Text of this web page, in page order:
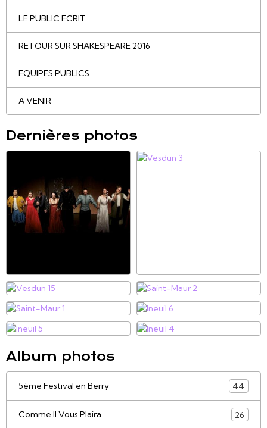
LE PUBLIC ECRIT
RETOUR SUR SHAKESPEARE 2016
EQUIPES PUBLICS
A VENIR
Dernières photos
Album photos
5ème Festival en Berry 44
Comme Il Vous Plaira 26